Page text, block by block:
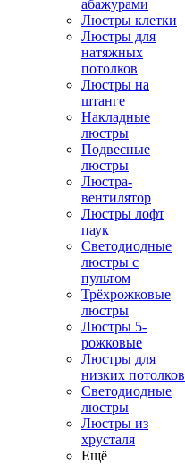
абажурами
Люстры клетки
Люстры для
натяжных
потолков
Люстры на
штанге
Накладные
люстры
Подвесные
люстры
Люстра-
вентилятор
Люстры лофт
паук
Светодиодные
люстры с
пультом
Трёхрожковые
люстры
Люстры 5-
рожковые
Люстры для
низких потолков
Cветодиодные
люстры
Люстры из
хрусталя
Ещё